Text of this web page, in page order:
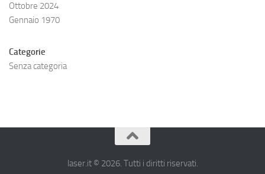
Ottobre 2024
Gennaio 1970
Categorie
Senza categoria
laser.it © 2026. Tutti i diritti riservati.